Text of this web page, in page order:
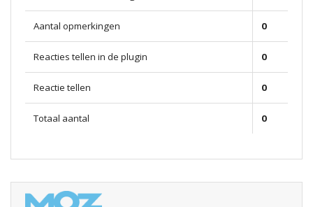
Aantal opmerkingen 0
Reacties tellen in de plugin 0
Reactie tellen 0
Totaal aantal 0